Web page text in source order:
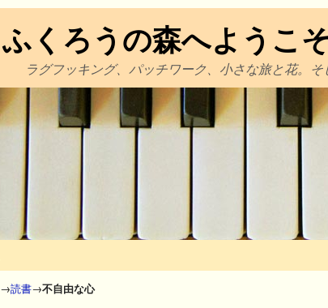
ふくろうの森へようこ
ラグフッキング、パッチワーク、小さな旅と花。そ
→読書→不自由な心